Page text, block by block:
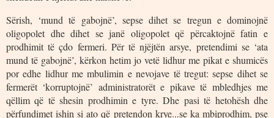
Sërish, ‘mund të gabojnë’, sepse dihet se tregun e dominojnë
oligopolet dhe dihet se janë oligopolet që përcaktojnë fatin e
prodhimit të çdo fermeri. Për të njëjtën arsye, pretendimi se ‘ata
mund të gabojnë’, kërkon hetim jo vetë lidhur me pikat e shumicës
por edhe lidhur me mbulimin e nevojave të tregut: sepse dihet se
fermerët ‘korruptojnë’ administratorët e pikave të mbledhjes me
qëllim që të shesin prodhimin e tyre. Dhe pasi të hetohësh dhe
përfundimet ishin si ato që pretendon krye...se ka mbiprodhim, pse